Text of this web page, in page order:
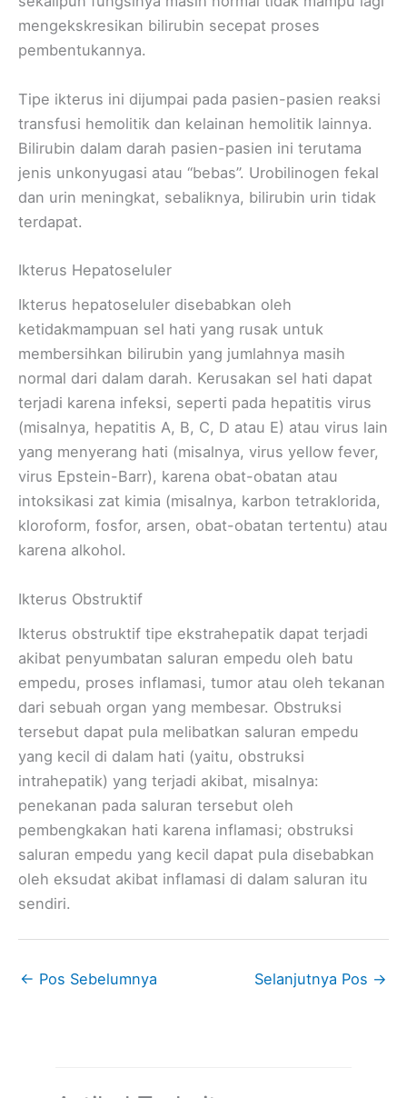
mengekskresikan bilirubin secepat proses
pembentukannya.
Tipe ikterus ini dijumpai pada pasien-pasien reaksi
transfusi hemolitik dan kelainan hemolitik lainnya.
Bilirubin dalam darah pasien-pasien ini terutama
jenis unkonyugasi atau “bebas”. Urobilinogen fekal
dan urin meningkat, sebaliknya, bilirubin urin tidak
terdapat.
Ikterus Hepatoseluler
Ikterus hepatoseluler disebabkan oleh
ketidakmampuan sel hati yang rusak untuk
membersihkan bilirubin yang jumlahnya masih
normal dari dalam darah. Kerusakan sel hati dapat
terjadi karena infeksi, seperti pada hepatitis virus
(misalnya, hepatitis A, B, C, D atau E) atau virus lain
yang menyerang hati (misalnya, virus yellow fever,
virus Epstein-Barr), karena obat-obatan atau
intoksikasi zat kimia (misalnya, karbon tetraklorida,
kloroform, fosfor, arsen, obat-obatan tertentu) atau
karena alkohol.
Ikterus Obstruktif
Ikterus obstruktif tipe ekstrahepatik dapat terjadi
akibat penyumbatan saluran empedu oleh batu
empedu, proses inflamasi, tumor atau oleh tekanan
dari sebuah organ yang membesar. Obstruksi
tersebut dapat pula melibatkan saluran empedu
yang kecil di dalam hati (yaitu, obstruksi
intrahepatik) yang terjadi akibat, misalnya:
penekanan pada saluran tersebut oleh
pembengkakan hati karena inflamasi; obstruksi
saluran empedu yang kecil dapat pula disebabkan
oleh eksudat akibat inflamasi di dalam saluran itu
sendiri.
← Pos Sebelumnya Selanjutnya Pos →